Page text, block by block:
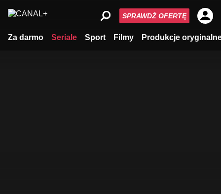
Za darmo Seriale Sport Filmy Produkcje
SPRAWDŹ OFERTĘ